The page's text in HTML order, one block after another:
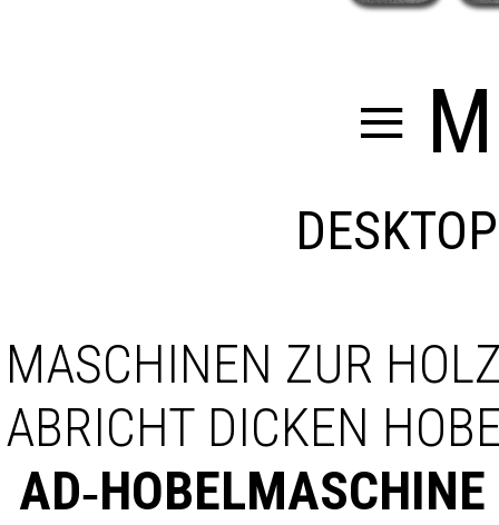
≡
MASCHINEN ZUR
ABRICHT DICKEN